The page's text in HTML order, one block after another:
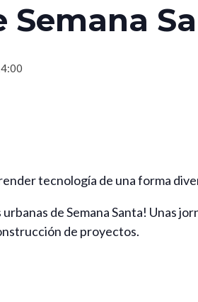
Semana
tecnología de una forma
de Semana Santa! Unas
de proyectos.